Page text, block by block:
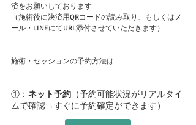
済をお願いしております
（施術後に決済用QRコードの読み取り、もしくはメ
ール・LINEにてURL添付させていただきます）
施術・セッションの予約方法は
①： ネット予約 （予約可能状況がリアルタイ
ムで確認→すぐに予約確定ができます）